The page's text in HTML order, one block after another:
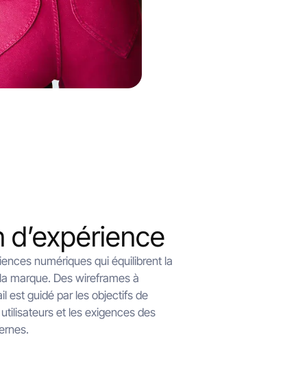
d’expérience
numériques qui équilibrent la
marque. Des wireframes à
est guidé par les objectifs de
et les exigences des